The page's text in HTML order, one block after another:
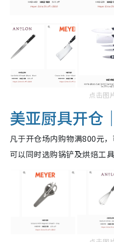
点击图
美亚厨具开仓
凡于开仓场内购物满800元
可以同时选购锅铲及烘焙工具